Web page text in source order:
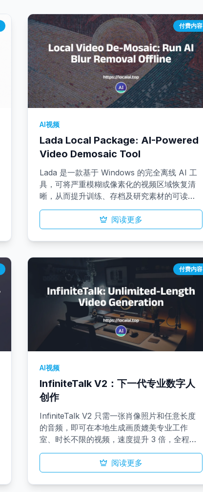
付费内容
AI视频
Lada Local Package: AI-Powered
Video Demosaic Tool
Lada 是一款基于 Windows 的完全离线 AI 工
具，可将严重模糊或像素化的视频区域恢复清
晰，从而提升训练、存档及研究素材的可读
性。所有处理均在本地运行，确保数据零外
泄，特别适用于敏感或受合规限制的内容。
阅读更多
付费内容
AI视频
InfiniteTalk V2：下一代专业数字人
创作
InfiniteTalk V2 只需一张肖像照片和任意长度
的音频，即可在本地生成画质媲美专业工作
室、时长不限的视频，速度提升 3 倍，全程零
数据泄露。一键安装即可为企业提供超逼真唇
同步、自然表情以及安全高速的工作流，适用
于培训、教育和多语种公告。
阅读更多